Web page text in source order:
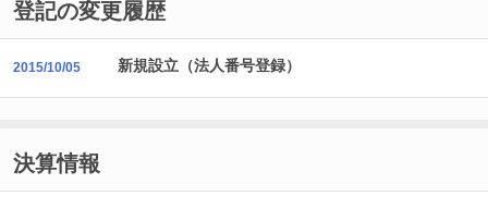
登記の変更履歴
2015/10/05 新規設立（法人番号登録）
決算情報